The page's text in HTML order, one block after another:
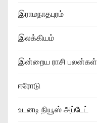
இராமநாதபுரம்
இலக்கியம்
இன்றைய ராசி பலன்கள்
ஈரோடு
உடனடி நியூஸ் அப்டேட்